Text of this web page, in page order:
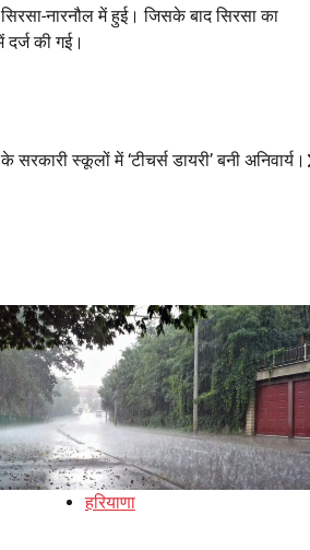
नारनौल में हुई। जिसके बाद सिरसा का
की गई।
स्कूलों में ‘टीचर्स डायरी’ बनी अनिवार्य।
हरियाणा